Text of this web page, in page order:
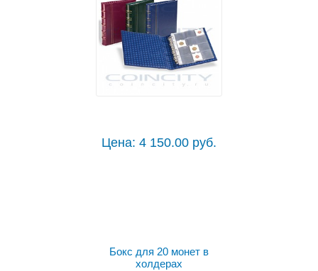
Цена: 4 150.00 руб.
Бокс для 20 монет в
холдерах